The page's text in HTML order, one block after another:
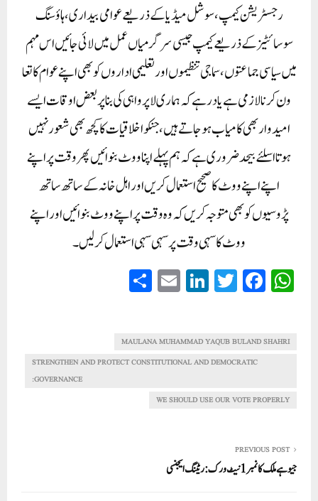
رجسٹریشن کیمپ، سوشل میڈیا کے ذریعے عوامی بیداری، ہاؤسنگ
سوسائٹیز کے ذریعے کیمپ جیسی سرگرمیاں عمل میں لائی جائیں اس مہم
میں سیاسی جماعتوں،سماجی تنظیموں اور تعلیمی اداروں کو بھی اپنے عوام کا تعا
ون کرنا لازمی ہے یاد رہے کہ ہماری لا پرواہی کی بنا پر بعض اوقات ایسے
امیدوار بھی کامیاب ہوجاتے ہیں ،جنکو اخلاقیات کا کچھ بھی شعورنہیں
ہوتا اسلئے بیحد ضروری ہے کہ ہم پہلے اپنا ووٹ بنوائیں پھر وقت پر اپنے
اپنے اپنے ووٹ کا صحیح استعمال کریں اور اہل خانہ کے ساتھ ساتھ
پڑوسیوں کو بھی متوجہ کریں کہ وہ وقت پر اپنے ووٹ بنوائیں اور اپنے
ووٹ کا سہی وقت پر سہی سہی استعمال کرلیں۔
W
ha
A
pp
Fa
ce
ok
T
wi
r
Li
nk
In
E
m
MAULANA MUHAMMAD YAQUB BULAND SHAHRI
STRENGTHEN AND PROTECT CONSTITUTIONAL AND DEMOCRATIC
GOVERNANCE:
WE SHOULD USE OUR VOTE PROPERLY
PREVIOUS POST
جیو ہے ملک کا نمبر 1 نیٹ ورک: ریٹنگ ایجنسی